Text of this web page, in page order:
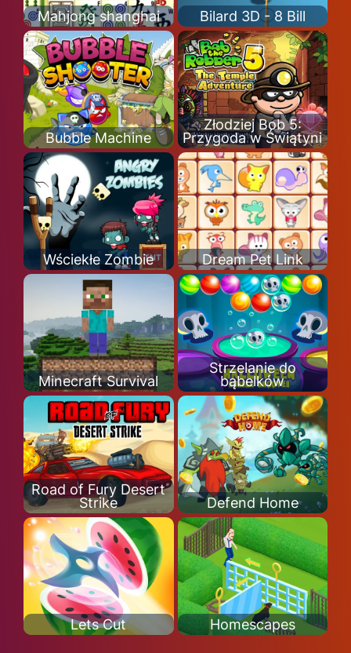
Mahjong shanghai Bilard 3D - 8 Bill
Bubble Machine
Złodziej Bob 5:
Przygoda w Świątyni
Wściekłe Zombie Dream Pet Link
Minecraft Survival
Strzelanie do
bąbelków
Road of Fury Desert
Strike
Defend Home
Lets Cut Homescapes